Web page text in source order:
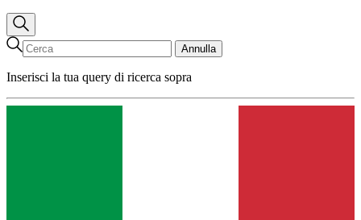
Annulla
Inserisci la tua query di ricerca sopra